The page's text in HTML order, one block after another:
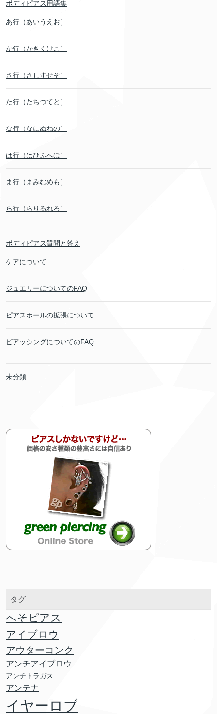
ボディピアス用語集
あ行（あいうえお）
か行（かきくけこ）
さ行（さしすせそ）
た行（たちつてと）
な行（なにぬねの）
は行（はひふへほ）
ま行（まみむめも）
ら行（らりるれろ）
ボディピアス質問と答え
ケアについて
ジュエリーについてのFAQ
ピアスホールの拡張について
ピアッシングについてのFAQ
未分類
タグ
へそピアス
アイブロウ
アウターコンク
アンチアイブロウ
アンチトラガス
アンテナ
イヤーロブ